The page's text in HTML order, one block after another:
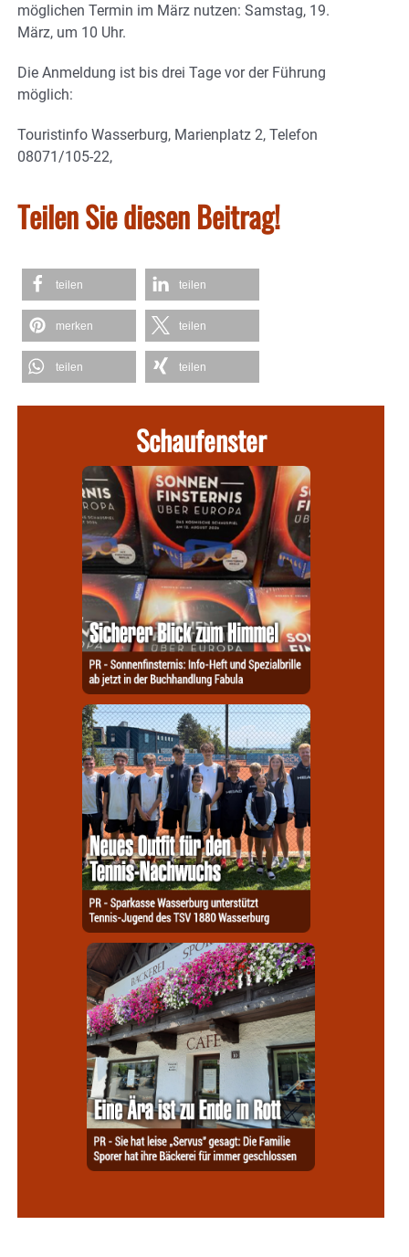
möglichen Termin im März nutzen: Samstag, 19.
März, um 10 Uhr.
Die Anmeldung ist bis drei Tage vor der Führung
möglich:
Touristinfo Wasserburg, Marienplatz 2, Telefon
08071/105-22,
Teilen Sie diesen Beitrag!
teilen teilen
merken teilen
teilen teilen
Schaufenster